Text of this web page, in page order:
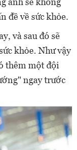
đề về sức khỏe.
và sau đó sẽ
khỏe. Như vậy
thêm một đội
ngay trước